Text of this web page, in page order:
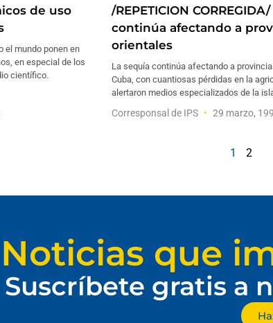
de uso
el mundo ponen en
en especial de los
científico.
/REPETICION
continúa afectando a
orientales
La sequía continúa afectando a
Cuba, con cuantiosas pérdidas en la
alertaron medios especializados de la
Corresponsal de IPS 29 marzo,
1 2
Noticias que
Suscríbete gratis a